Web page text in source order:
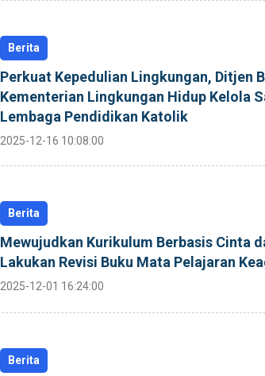
Berita
Perkuat Kepedulian Lingkungan, Ditjen
Kementerian Lingkungan Hidup Kelola
Lembaga Pendidikan Katolik
2025-12-16 10:08:00
Berita
Mewujudkan Kurikulum Berbasis Cinta
Lakukan Revisi Buku Mata Pelajaran
2025-12-01 16:24:00
Berita